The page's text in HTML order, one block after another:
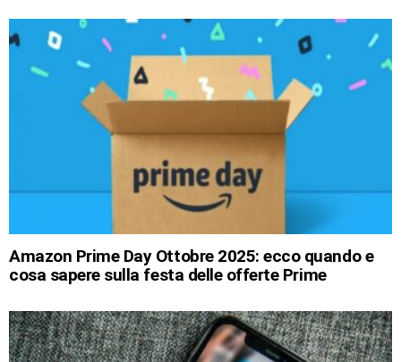
Amazon Prime Day Ottobre 2025: ecco quando e
cosa sapere sulla festa delle offerte Prime